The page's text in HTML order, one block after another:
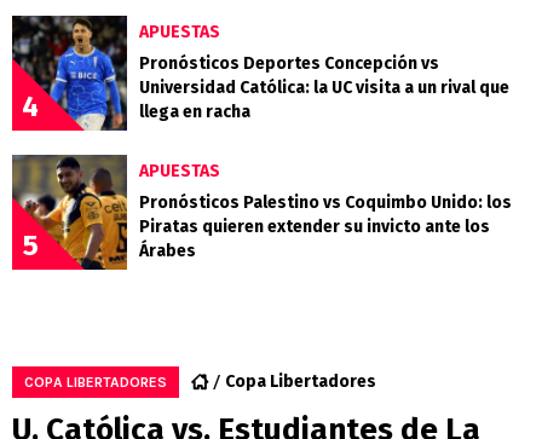
4
APUESTAS
Pronósticos Deportes Concepción vs
Universidad Católica: la UC visita a un rival que
llega en racha
5
APUESTAS
Pronósticos Palestino vs Coquimbo Unido: los
Piratas quieren extender su invicto ante los
Árabes
COPA LIBERTADORES Copa Libertadores
U. Católica vs. Estudiantes de La